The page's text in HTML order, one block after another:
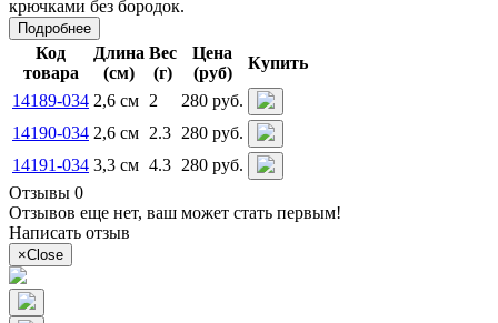
крючками без бородок.
Подробнее
Код
товара
Длина
(см)
Вес
(г)
Цена
(руб)
Купить
14189-034 2,6 см 2
280 руб.
14190-034 2,6 см 2.3 280 руб.
14191-034 3,3 см 4.3 280 руб.
Отзывы 0
Отзывов еще нет, ваш может стать первым!
Написать отзыв
×Close